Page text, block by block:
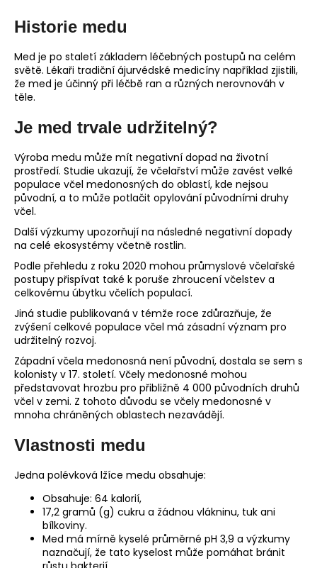
Historie medu
Med je po staletí základem léčebných postupů na celém
světě. Lékaři tradiční ájurvédské medicíny například zjistili,
že med je účinný při léčbě ran a různých nerovnováh v
těle.
Je med trvale udržitelný?
Výroba medu může mít negativní dopad na životní
prostředí. Studie ukazují, že včelařství může zavést velké
populace včel medonosných do oblastí, kde nejsou
původní, a to může potlačit opylování původními druhy
včel.
Další výzkumy upozorňují na následné negativní dopady
na celé ekosystémy včetně rostlin.
Podle přehledu z roku 2020 mohou průmyslové včelařské
postupy přispívat také k poruše zhroucení včelstev a
celkovému úbytku včelích populací.
Jiná studie publikovaná v témže roce zdůrazňuje, že
zvýšení celkové populace včel má zásadní význam pro
udržitelný rozvoj.
Západní včela medonosná není původní, dostala se sem s
kolonisty v 17. století. Včely medonosné mohou
představovat hrozbu pro přibližně 4 000 původních druhů
včel v zemi. Z tohoto důvodu se včely medonosné v
mnoha chráněných oblastech nezavádějí.
Vlastnosti medu
Jedna polévková lžíce medu obsahuje:
Obsahuje: 64 kalorií,
17,2 gramů (g) cukru a žádnou vlákninu, tuk ani
bílkoviny.
Med má mírně kyselé průměrné pH 3,9 a výzkumy
naznačují, že tato kyselost může pomáhat bránit